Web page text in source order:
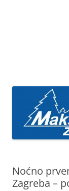
Noćno
Zagreba –